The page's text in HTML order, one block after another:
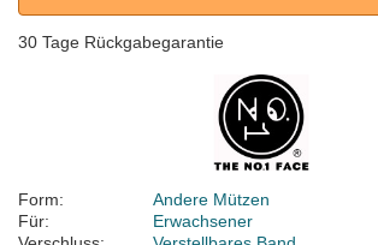
30 Tage Rückgabegarantie
Form:
Andere Mützen
Für:
Erwachsener